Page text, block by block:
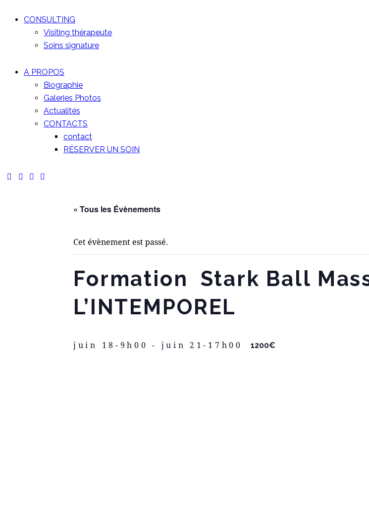
CONSULTING
Visiting thérapeute
Soins signature
A PROPOS
Biographie
Galeries Photos
Actualités
CONTACTS
contact
RÉSERVER UN SOIN
« Tous les Évènements
Cet évènement est passé.
Formation Stark Ball
L’INTEMPOREL
juin 18-9h00 - juin 21-17h00 1200€